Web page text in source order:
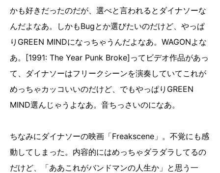
かも好きだったのだが、選べと言われるとダイナソーな
んだよなあ。しかもBugとか選びたいのだけど、やっぱ
りGREEN MINDになっちゃうんだよなあ。WAGONよな
あ。[1991: The Year Punk Broke]ってビデオ作品があっ
て、ダイナソーはフリークシーンを演奏していてこれが
めっちゃカッコいいのだけど、でもやっぱりGREEN
MIND選んじゃうよなあ。音ちっさいのになあ。
ちなみにダイナソーの映画「Freakscene」。不覚にも感
動してしまった。内容的にはめっちゃダラダラしてるの
だけど、「ああこれがバンドマンの人生か」と思う一